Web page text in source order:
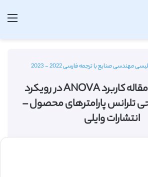
مهندسی صنایع با ترجمه فارسی 2022 - 2023
دانلود ترجمه مقاله کاربرد ANOVA در رویکرد
تلرانس پارامترهای محصول –
انتشارات وایلی